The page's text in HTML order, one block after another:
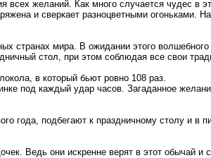
всех желаний. Как много случается чудес в
и сверкает разноцветными огоньками.
странах мира. В ожидании этого
стол, при этом соблюдая все свои
в который бьют ровно 108 раз.
под каждый удар часов. Загаданное
года, подбегают к праздничному столу и в
Ведь они искренне верят в этот обычай и